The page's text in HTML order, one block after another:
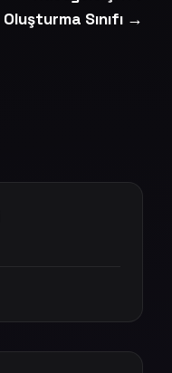
Oluşturma Sınıfı →